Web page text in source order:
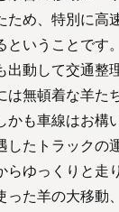
ため、特別に高
いうことです。
出動して交通整
は無頓着な羊た
も車線はお構
したトラックの
らゆっくりと走
った羊の大移動